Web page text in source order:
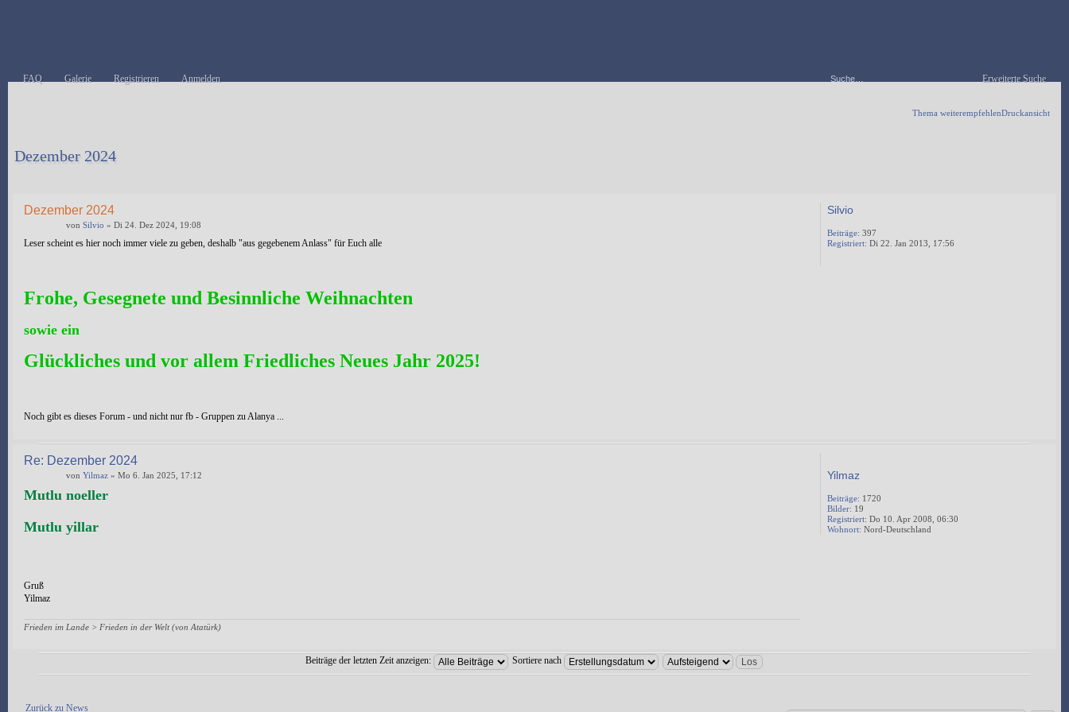
Erweiterte Suche
FAQ Galerie Registrieren Anmelden
Thema weiterempfehlenDruckansicht
Dezember 2024
Dezember 2024
von Silvio » Di 24. Dez 2024, 19:08
Leser scheint es hier noch immer viele zu geben, deshalb "aus gegebenem Anlass" für Euch alle
Frohe, Gesegnete und Besinnliche Weihnachten
sowie ein
Glückliches und vor allem Friedliches Neues Jahr 2025!
Noch gibt es dieses Forum - und nicht nur fb - Gruppen zu Alanya ...
Silvio
Beiträge: 397
Registriert: Di 22. Jan 2013, 17:56
Re: Dezember 2024
von Yilmaz » Mo 6. Jan 2025, 17:12
Mutlu noeller
Mutlu yillar
Gruß
Yilmaz
Frieden im Lande > Frieden in der Welt (von Atatürk)
Yilmaz
Beiträge: 1720
Bilder: 19
Registriert: Do 10. Apr 2008, 06:30
Wohnort: Nord-Deutschland
Beiträge der letzten Zeit anzeigen:
Sortiere nach
Zurück zu News